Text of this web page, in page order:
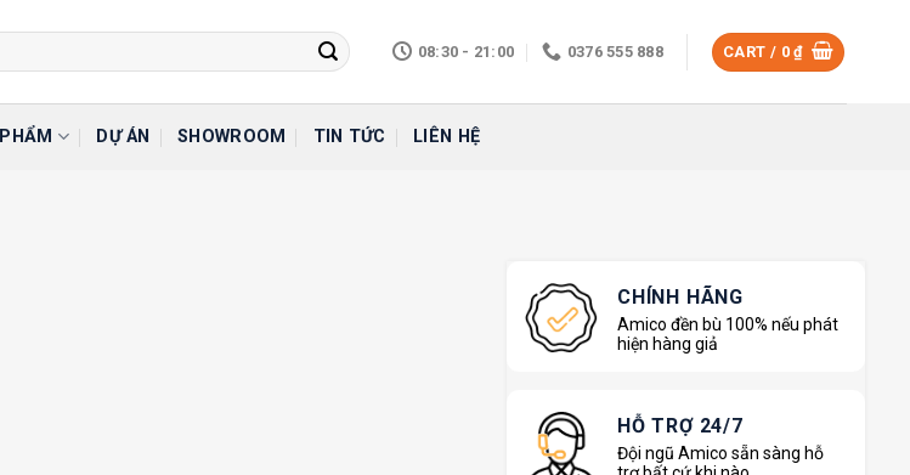
08:30 - 21:00 0376 555 888 CART / 0₫
DỰ ÁN SHOWROOM TIN TỨC LIÊN HỆ
CHÍNH HÃNG
Amico đền bù 100% nếu phát
hiện hàng giả
HỖ TRỢ 24/7
Đội ngũ Amico sẵn sàng hỗ